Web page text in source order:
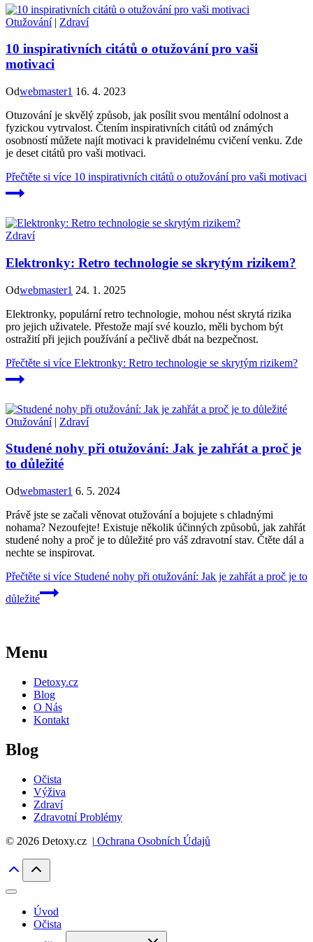
Otužování| Zdraví
10 inspirativních citátů o otužování pro vaši
motivaci
Odwebmaster1 16. 4. 2023
Otuzování je skvělý způsob, jak posílit svou mentální odolnost a
fyzickou vytrvalost. Čtením inspirativních citátů od známých
osobností můžete najít motivaci k pravidelnému cvičení venku. Zde
je deset citátů pro vaši motivaci.
Přečtěte si více 10 inspirativních citátů o otužování pro vaši motivaci
Zdraví
Elektronky: Retro technologie se skrytým rizikem?
Odwebmaster1 24. 1. 2025
Elektronky, populární retro technologie, mohou nést skrytá rizika
pro jejich uživatele. Přestože mají své kouzlo, měli bychom být
ostražití při jejich používání a pečlivě dbát na bezpečnost.
Přečtěte si více Elektronky: Retro technologie se skrytým rizikem?
Otužování| Zdraví
Studené nohy při otužování: Jak je zahřát a proč je
to důležité
Odwebmaster1 6. 5. 2024
Právě jste se začali věnovat otužování a bojujete s chladnými
nohama? Nezoufejte! Existuje několik účinných způsobů, jak zahřát
studené nohy a proč je to důležité pro váš zdravotní stav. Čtěte dál a
nechte se inspirovat.
Přečtěte si více Studené nohy při otužování: Jak je zahřát a proč je to
důležité
Menu
Detoxy.cz
Blog
O Nás
Kontakt
Blog
Očista
Výživa
Zdraví
Zdravotní Problémy
© 2026 Detoxy.cz | Ochrana Osobních Údajů
Úvod
Očista